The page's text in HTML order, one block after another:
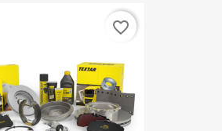
favorite_border